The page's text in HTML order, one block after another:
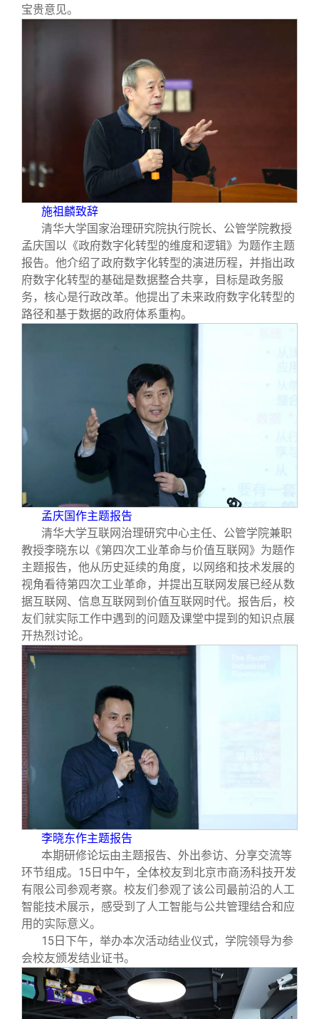
宝贵意见。
施祖麟致辞
清华大学国家治理研究院执行院长、公管学院教授
孟庆国以《政府数字化转型的维度和逻辑》为题作主题
报告。他介绍了政府数字化转型的演进历程，并指出政
府数字化转型的基础是数据整合共享，目标是政务服
务，核心是行政改革。他提出了未来政府数字化转型的
路径和基于数据的政府体系重构。
孟庆国作主题报告
清华大学互联网治理研究中心主任、公管学院兼职
教授李晓东以《第四次工业革命与价值互联网》为题作
主题报告，他从历史延续的角度，以网络和技术发展的
视角看待第四次工业革命，并提出互联网发展已经从数
据互联网、信息互联网到价值互联网时代。报告后，校
友们就实际工作中遇到的问题及课堂中提到的知识点展
开热烈讨论。
李晓东作主题报告
本期研修论坛由主题报告、外出参访、分享交流等
环节组成。15日中午，全体校友到北京市商汤科技开发
有限公司参观考察。校友们参观了该公司最前沿的人工
智能技术展示，感受到了人工智能与公共管理结合和应
用的实际意义。
15 日下午，举办本次活动结业仪式，学院领导为参
会校友颁发结业证书。